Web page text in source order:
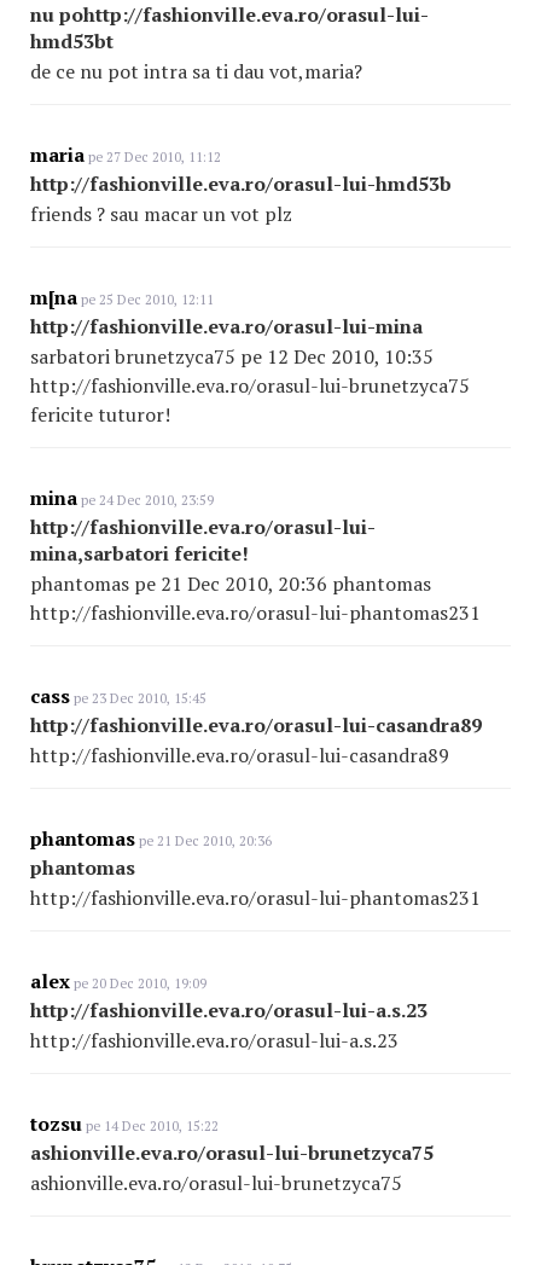
nu pohttp://fashionville.eva.ro/orasul-lui-
hmd53bt
de ce nu pot intra sa ti dau vot,maria?
maria pe 27 Dec 2010, 11:12
http://fashionville.eva.ro/orasul-lui-hmd53b
friends ? sau macar un vot plz
m[na pe 25 Dec 2010, 12:11
http://fashionville.eva.ro/orasul-lui-mina
sarbatori brunetzyca75 pe 12 Dec 2010, 10:35
http://fashionville.eva.ro/orasul-lui-brunetzyca75
fericite tuturor!
mina pe 24 Dec 2010, 23:59
http://fashionville.eva.ro/orasul-lui-
mina,sarbatori fericite!
phantomas pe 21 Dec 2010, 20:36 phantomas
http://fashionville.eva.ro/orasul-lui-phantomas231
cass pe 23 Dec 2010, 15:45
http://fashionville.eva.ro/orasul-lui-casandra89
http://fashionville.eva.ro/orasul-lui-casandra89
phantomas pe 21 Dec 2010, 20:36
phantomas
http://fashionville.eva.ro/orasul-lui-phantomas231
alex pe 20 Dec 2010, 19:09
http://fashionville.eva.ro/orasul-lui-a.s.23
http://fashionville.eva.ro/orasul-lui-a.s.23
tozsu pe 14 Dec 2010, 15:22
ashionville.eva.ro/orasul-lui-brunetzyca75
ashionville.eva.ro/orasul-lui-brunetzyca75